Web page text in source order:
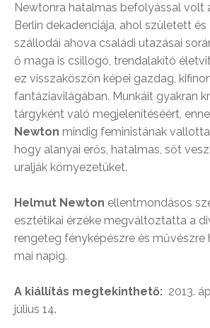
Newtonra hatalmas befolyással volt
Berlin dekadenciája, ahol született és
szállodái ahova családi utazásai
ő maga is csillogó, trendalakító
ez visszaköszön képei gazdag,
fantáziavilágában. Munkáit gyakran
tárgyként való megjelenítéséért,
Newton mindig feministának
hogy alanyai erős, hatalmas, sőt
uralják környezetüket.
Helmut Newton ellentmondásos
esztétikai érzéke megváltoztatta a
rengeteg fényképészre és művészre
mai napig.
A kiállítás megtekinthető: 2013.
július 14.